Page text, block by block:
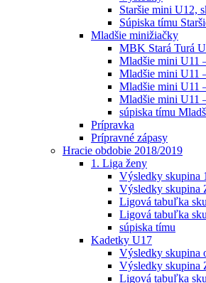
Staršie mini U12,
Súpiska tímu
Mladšie minižiačky
MBK Stará Turá
Mladšie mini U11
Mladšie mini U11
Mladšie mini U11
Mladšie mini U11
súpiska tímu
Prípravka
Prípravné zápasy
Hracie obdobie 2018/2019
1. Liga ženy
Výsledky skupina
Výsledky skupina
Ligová tabuľka
Ligová tabuľka
súpiska tímu
Kadetky U17
Výsledky skupina
Výsledky skupina
Ligová tabuľka